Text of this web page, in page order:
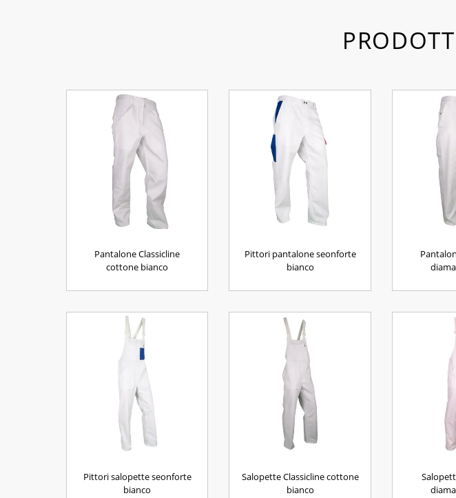
Pantalone Classicline
cottone bianco
Pittori pantalone seonforte
bianco
Pittori salopette seonforte
bianco
Salopette Classicline cottone
bianco